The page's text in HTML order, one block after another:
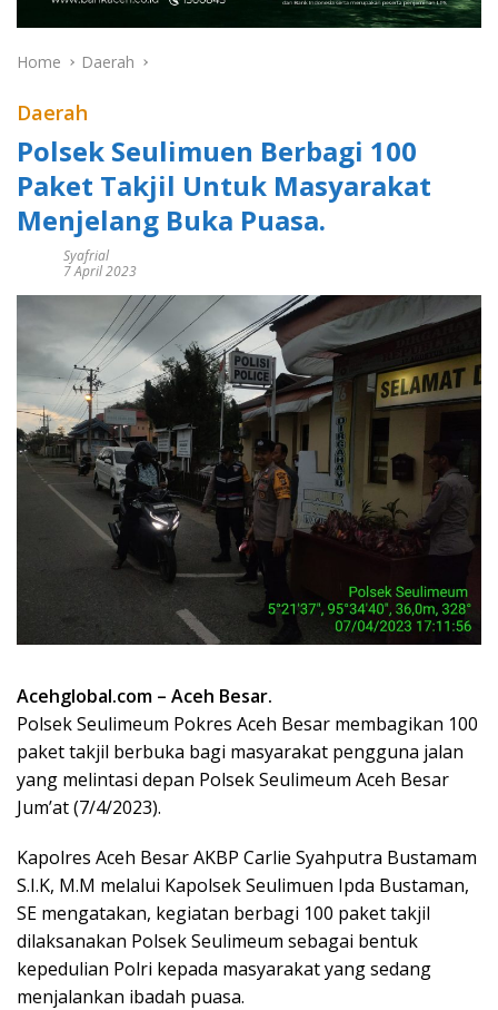
Home Daerah
Daerah
Polsek Seulimuen Berbagi 100
Paket Takjil Untuk Masyarakat
Menjelang Buka Puasa.
Syafrial
7 April 2023
Acehglobal.com – Aceh Besar.
Polsek Seulimeum Pokres Aceh Besar membagikan 100
paket takjil berbuka bagi masyarakat pengguna jalan
yang melintasi depan Polsek Seulimeum Aceh Besar
Jum’at (7/4/2023).
Kapolres Aceh Besar AKBP Carlie Syahputra Bustamam
S.I.K, M.M melalui Kapolsek Seulimuen Ipda Bustaman,
SE mengatakan, kegiatan berbagi 100 paket takjil
dilaksanakan Polsek Seulimeum sebagai bentuk
kepedulian Polri kepada masyarakat yang sedang
menjalankan ibadah puasa.